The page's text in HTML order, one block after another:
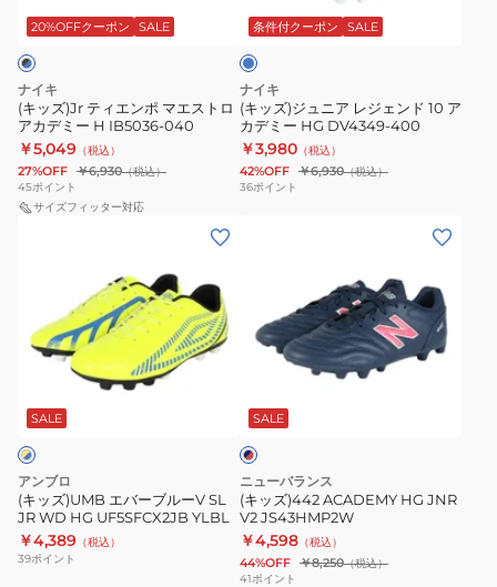
ポ
マ
エ
ス
ト
ロ
ア
カ
IB5036-
20%OFFクーポン SALE
ナイキ
(キッズ)Jr ティエンポ マエストロ
アカデミー H IB5036-040
￥5,049 （税込）
27%OFF ￥6,930（税込）
45ポイント
サイズフィッター対応
レ
ジ
ェ
ン
ド
10
ア
DV4349-
条件付クーポン SALE
ル
ー
ナイキ
(キッズ)ジュニア レジェンド 10 ア
カデミー HG DV4349-400
￥3,980 （税込）
42%OFF ￥6,930（税込）
36ポイント
バ
ル
ー
V
SL
JR
WD
SALE
アンブロ
(キッズ)UMB エバーブルーV SL
JR WD HG UF5SFCX2JB YLBL
￥4,389 （税込）
39ポイント
ACADEMY
HG
JS43HMP2W
SALE
ネ
レ
ッ
ド
ニューバランス
(キッズ)442 ACADEMY HG JNR
V2 JS43HMP2W
￥4,598 （税込）
44%OFF ￥8,250（税込）
41ポイント